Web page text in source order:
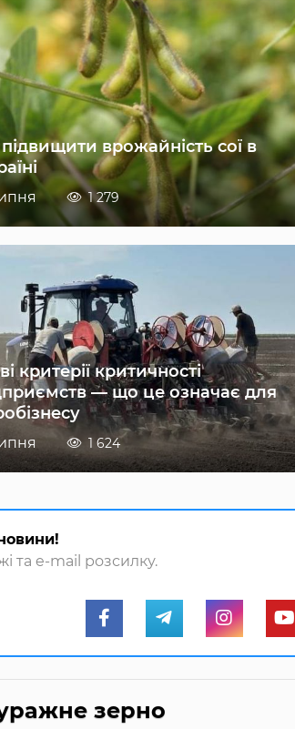
врожайність сої в
1 279
критерії критичності
— що це означає для
1 624
та e-mail розсилку.
зерно